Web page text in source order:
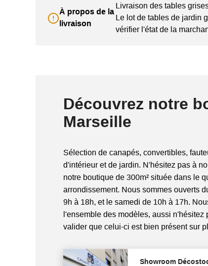
À propos de la
livraison
Livraison des tables
Le lot de tables de jardin
vérifier l'état de la
Découvrez notre
Marseille
Sélection de canapés, convertibles,
d'intérieur et de jardin. N'hésitez pas à
notre boutique de 300m² située dans le
arrondissement. Nous sommes ouverts
9h à 18h, et le samedi de 10h à 17h.
l'ensemble des modèles, aussi n'hésitez
valider que celui-ci est bien présent sur
Showroom